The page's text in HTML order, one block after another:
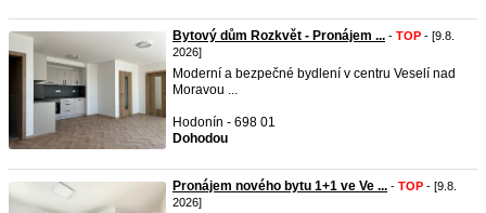
Bytový dům Rozkvět - Pronájem ... - TOP - [9.8.
2026]
Moderní a bezpečné bydlení v centru Veselí nad
Moravou ...
Hodonín - 698 01
Dohodou
Pronájem nového bytu 1+1 ve Ve ... - TOP - [9.8.
2026]